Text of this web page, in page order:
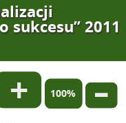
2011
rozmiar
tekstu
Normalny
rozmiar
tekstu
Zmniejsz
rozmiar
tekstu